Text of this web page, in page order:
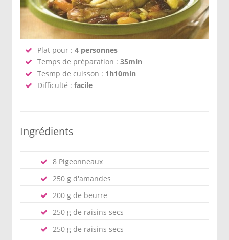
Plat pour : 4 personnes
Temps de préparation : 35min
Tesmp de cuisson : 1h10min
Difficulté : facile
Ingrédients
8 Pigeonneaux
250 g d'amandes
200 g de beurre
250 g de raisins secs
250 g de raisins secs